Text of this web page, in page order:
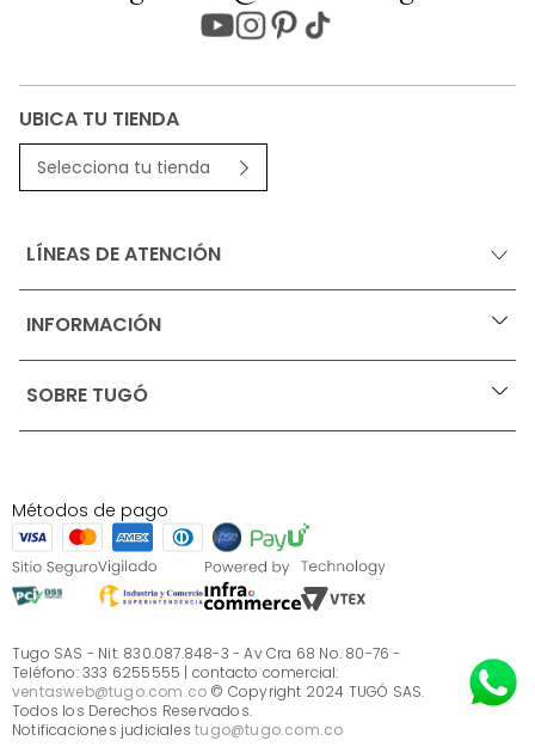
UBICA TU TIENDA
Selecciona tu tienda
LÍNEAS DE ATENCIÓN
INFORMACIÓN +
Ofertas vigentes
Términos, condiciones y restricciones para productos
S.A.S
Términos, condiciones y restricciones Tugó S.A.S
Instructivo cuidado de muebles
Sé parte de Tugó
¿Quiénes somos?
Servicio al cliente
SOBRE TUGÓ +
¿Quieres vender en Tugó?
Métodos de pago
Tugo SAS - Nit. 830.087.848-3 - Av Cra 68 No. 80-76 -
Teléfono: 333 6255555 | contacto comercial:
ventasweb@tugo.com.co © Copyright 2024 TUGÓ SAS.
Todos los Derechos Reservados.
Notificaciones judicialestugo@tugo.com.co